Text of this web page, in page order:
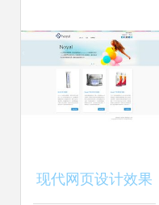
现代网页设计效果